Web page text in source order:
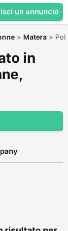
un annuncio
> Matera >
in